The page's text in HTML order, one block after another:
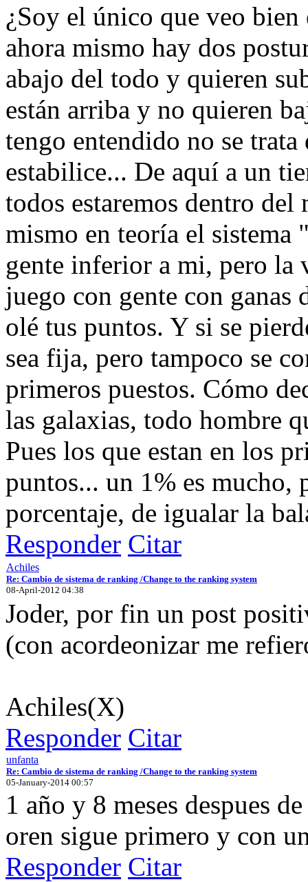
¿Soy el único que veo bien
ahora mismo hay dos
abajo del todo y quieren
están arriba y no quieren
tengo entendido no se trata
estabilice... De aquí a un
todos estaremos dentro
mismo en teoría el
gente inferior a mi, pero la
juego con gente con ganas
olé tus puntos. Y si se
sea fija, pero tampoco se
primeros puestos. Cómo
las galaxias, todo hombre
Pues los que estan en los
puntos... un 1% es mucho,
porcentaje, de igualar la
Responder Citar
Achiles
Re: Cambio de sistema de ranking /Change to the ranking system
08-April-2012 04:38
Joder, por fin un post
(con acordeonizar me
Achiles(X)
Responder Citar
unfanta
Re: Cambio de sistema de ranking /Change to the ranking system
05-January-2014 00:57
1 año y 8 meses despues
oren sigue primero y con
Responder Citar